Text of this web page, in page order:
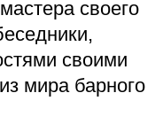
своего
своими
мира барного